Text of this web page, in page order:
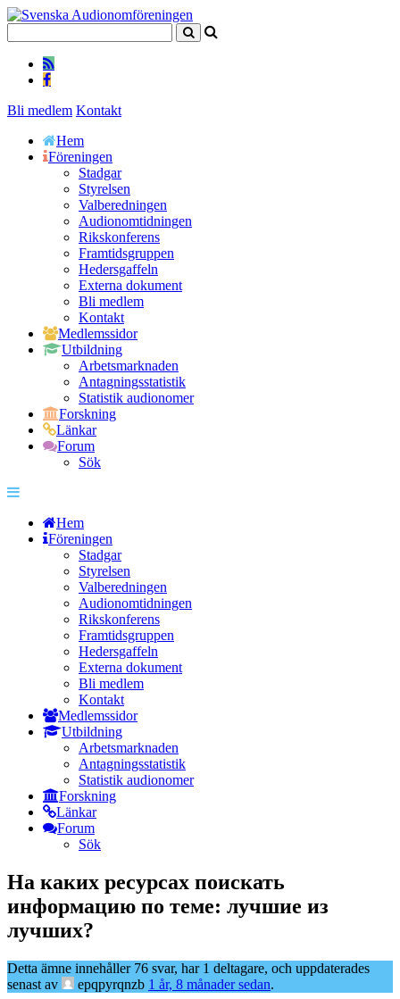
Bli medlem Kontakt
Hem
Föreningen
Stadgar
Styrelsen
Valberedningen
Audionomtidningen
Rikskonferens
Framtidsgruppen
Hedersgaffeln
Externa dokument
Bli medlem
Kontakt
Medlemssidor
Utbildning
Arbetsmarknaden
Antagningsstatistik
Statistik audionomer
Forskning
Länkar
Forum
Sök
Hem
Föreningen
Stadgar
Styrelsen
Valberedningen
Audionomtidningen
Rikskonferens
Framtidsgruppen
Hedersgaffeln
Externa dokument
Bli medlem
Kontakt
Medlemssidor
Utbildning
Arbetsmarknaden
Antagningsstatistik
Statistik audionomer
Forskning
Länkar
Forum
Sök
На каких ресурсах поискать
информацию по теме: лучшие из
лучших?
Detta ämne innehåller 76 svar, har 1 deltagare, och uppdaterades
senast av
epqpyrqnzb 1 år, 8 månader sedan.